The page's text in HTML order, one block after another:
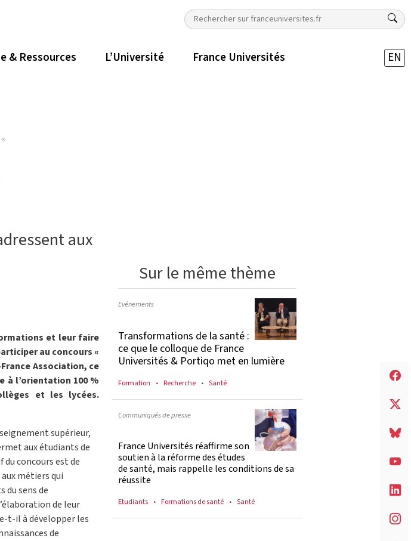
& Ressources L’Université France Universités EN
aux
et leur faire
au concours «
Association, ce
à l’orientation 100 %
et les lycées.
supérieur,
aux étudiants de
du concours est de
métiers qui
du sens de
de leur
t-il à développer les
de
Sur le même thème
Evénements
Transformations de la santé :
ce que le colloque de France
Universités & Portiqo met en lumière
Formation Recherche Santé
Communiqués de presse
France Universités réaffirme son
soutien à la réforme des études
de santé, mais rappelle les conditions de sa
réussite
Etudiants Formations de santé Santé